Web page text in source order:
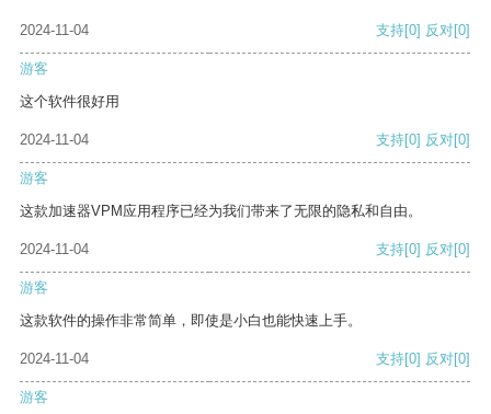
2024-11-04 支持[0] 反对[0]
游客
这个软件很好用
2024-11-04 支持[0] 反对[0]
游客
这款加速器VPM应用程序已经为我们带来了无限的隐私和自由。
2024-11-04 支持[0] 反对[0]
游客
这款软件的操作非常简单，即使是小白也能快速上手。
2024-11-04 支持[0] 反对[0]
游客